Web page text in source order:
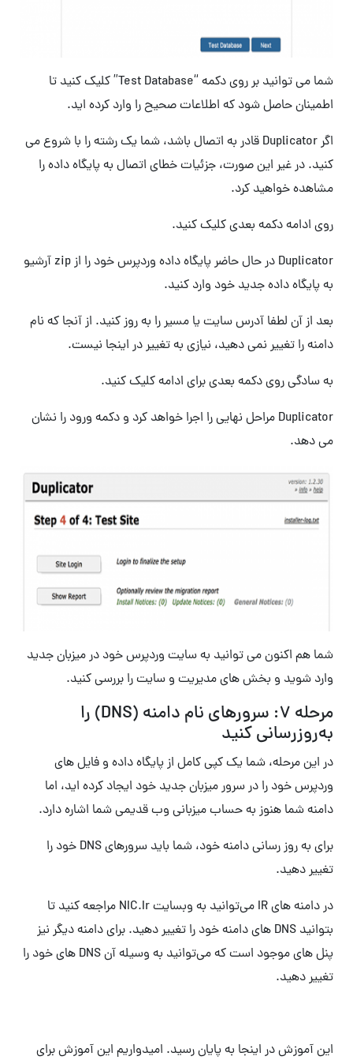
شما می توانید بر روی دکمه “Test Database” کلیک کنید تا
اطمینان حاصل شود که اطلاعات صحیح را وارد کرده اید.
اگر Duplicator قادر به اتصال باشد، شما یک رشته را با شروع می
کنید. در غیر این صورت، جزئیات خطای اتصال به پایگاه داده را
مشاهده خواهید کرد.
روی ادامه دکمه بعدی کلیک کنید.
Duplicator در حال حاضر پایگاه داده وردپرس خود را از zip آرشیو
به پایگاه داده جدید خود وارد کنید.
بعد از آن لطفا آدرس سایت یا مسیر را به روز کنید. از آنجا که نام
دامنه را تغییر نمی دهید، نیازی به تغییر در اینجا نیست.
به سادگی روی دکمه بعدی برای ادامه کلیک کنید.
Duplicator مراحل نهایی را اجرا خواهد کرد و دکمه ورود را نشان
می دهد.
شما هم اکنون می توانید به سایت وردپرس خود در میزبان جدید
وارد شوید و بخش های مدیریت و سایت را بررسی کنید.
مرحله 7: سرورهای نام دامنه (DNS) را
به‌روزرسانی کنید
در این مرحله، شما یک کپی کامل از پایگاه داده و فایل های
وردپرس خود را در سرور میزبان جدید خود ایجاد کرده اید، اما
دامنه شما هنوز به حساب میزبانی وب قدیمی شما اشاره دارد.
برای به روز رسانی دامنه خود، شما باید سرورهای DNS خود را
تغییر دهید.
در دامنه های IR می‌توانید به وبسایت NIC.Ir مراجعه کنید تا
بتوانید DNS های دامنه خود را تغییر دهید. برای دامنه دیگر نیز
پنل های موجود است که می‌توانید به وسیله آن DNS های خود را
تغییر دهید.
این آموزش در اینجا به پایان رسید. امیدواریم این آموزش برای